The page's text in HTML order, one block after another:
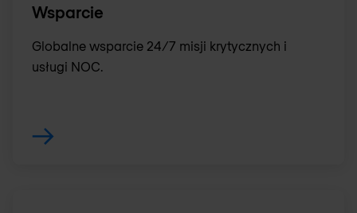
Wsparcie
Globalne wsparcie 24/7 misji krytycznych i
usługi NOC.